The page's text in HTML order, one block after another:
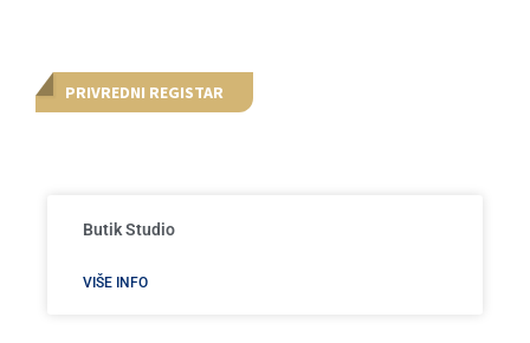
PRIVREDNI REGISTAR
Butik Studio
VIŠE INFO